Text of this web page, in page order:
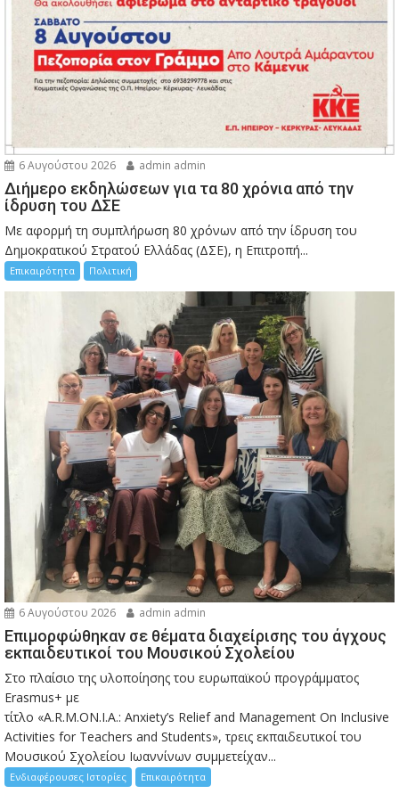
6 Αυγούστου 2026 admin admin
Διήμερο εκδηλώσεων για τα 80 χρόνια από την
ίδρυση του ΔΣΕ
Με αφορμή τη συμπλήρωση 80 χρόνων από την ίδρυση του
Δημοκρατικού Στρατού Ελλάδας (ΔΣΕ), η Επιτροπή...
Επικαιρότητα Πολιτική
6 Αυγούστου 2026 admin admin
Eπιμορφώθηκαν σε θέματα διαχείρισης του άγχους
εκπαιδευτικοί του Μουσικού Σχολείου
Στο πλαίσιο της υλοποίησης του ευρωπαϊκού προγράμματος
Erasmus+ με
τίτλο «A.R.M.ON.I.A.: Anxiety’s Relief and Management On Inclusive
Activities for Teachers and Students», τρεις εκπαιδευτικοί του
Μουσικού Σχολείου Ιωαννίνων συμμετείχαν...
Ενδιαφέρουσες Ιστορίες Επικαιρότητα